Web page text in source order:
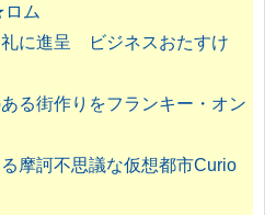
ム
に進呈 ビジネスおたすけ
る街作りをフランキー・オン
摩訶不思議な仮想都市Curio